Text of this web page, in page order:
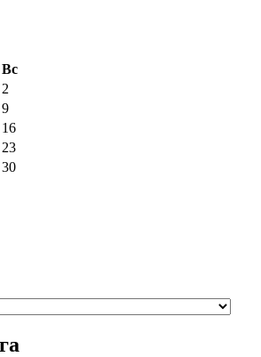
Вс
2
9
16
23
30